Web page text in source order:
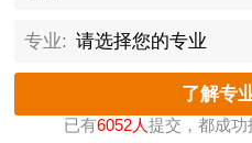
专业:
已有6052人提交，都成